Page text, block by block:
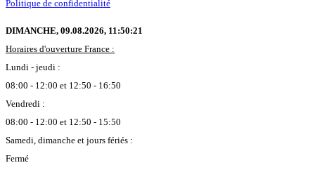
Politique de confidentialité
DIMANCHE, 09.08.2026, 11:50:22
Horaires d'ouverture France :
Lundi - jeudi :
08:00 - 12:00 et 12:50 - 16:50
Vendredi :
08:00 - 12:00 et 12:50 - 15:50
Samedi, dimanche et jours fériés :
Fermé